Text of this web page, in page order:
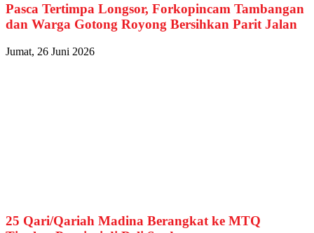
Pasca Tertimpa Longsor, Forkopincam Tambangan
dan Warga Gotong Royong Bersihkan Parit Jalan
Jumat, 26 Juni 2026
25 Qari/Qariah Madina Berangkat ke MTQ